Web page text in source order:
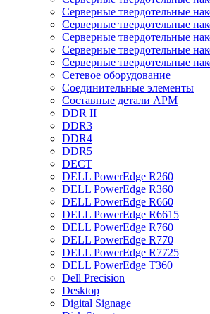
Cерверные твердотельные
Cерверные твердотельные
Cерверные твердотельные
Cерверные твердотельные
Cерверные твердотельные
Cетевое оборудование
Cоединительные элементы
Cоставные детали АРМ
DDR II
DDR3
DDR4
DDR5
DECT
DELL PowerEdge R260
DELL PowerEdge R360
DELL PowerEdge R660
DELL PowerEdge R6615
DELL PowerEdge R760
DELL PowerEdge R770
DELL PowerEdge R7725
DELL PowerEdge T360
Dell Precision
Desktop
Digital Signage